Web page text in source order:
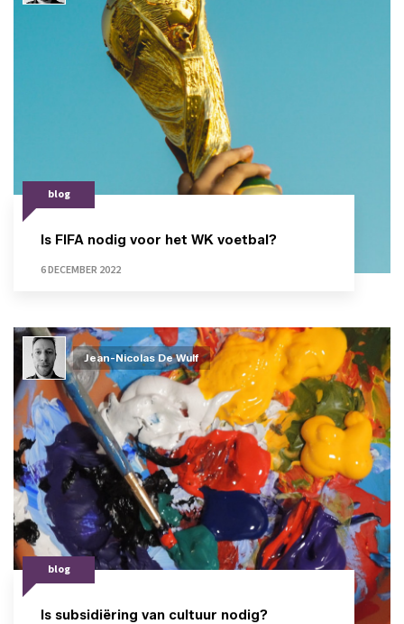
blog
Is FIFA nodig voor het WK voetbal?
6 DECEMBER 2022
blog
Is subsidiëring van cultuur nodig?
Jean-Nicolas De Wulf